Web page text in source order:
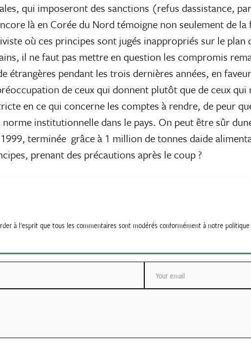
qui imposeront des sanctions (refus dassistance,
là en Corée du Nord témoigne non seulement de la
où ces principes sont jugés inappropriés sur le plan
il ne faut pas mettre en question les compromis
étrangères pendant les trois dernières années, en faveur
de ceux qui donnent plutôt que de ceux
en ce qui concerne les comptes à rendre, de peur
institutionnelle dans le pays. On peut être sûr
terminée  grâce à 1 million de tonnes daide
prenant des précautions après le coup ?
à l'esprit que tous les commentaires sont modérés conformément à notre